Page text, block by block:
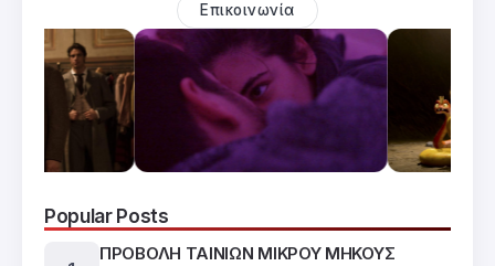
Επικοινωνία
Popular Posts
ΠΡΟΒΟΛΗ ΤΑΙΝΙΩΝ ΜΙΚΡΟΥ ΜΗΚΟΥΣ